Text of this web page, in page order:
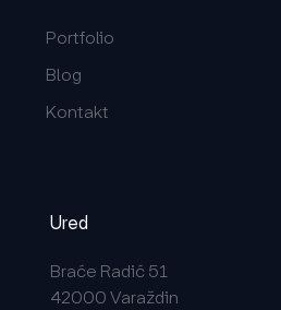
Portfolio
Blog
Kontakt
Ured
Braće Radić 51
42000 Varaždin